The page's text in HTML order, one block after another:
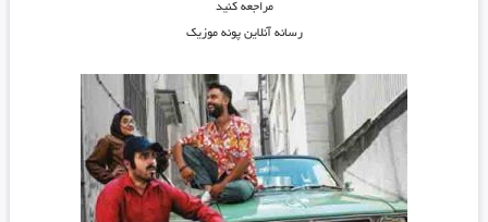
مراجعه کنید
رسانه آنلاین پونه موزیک